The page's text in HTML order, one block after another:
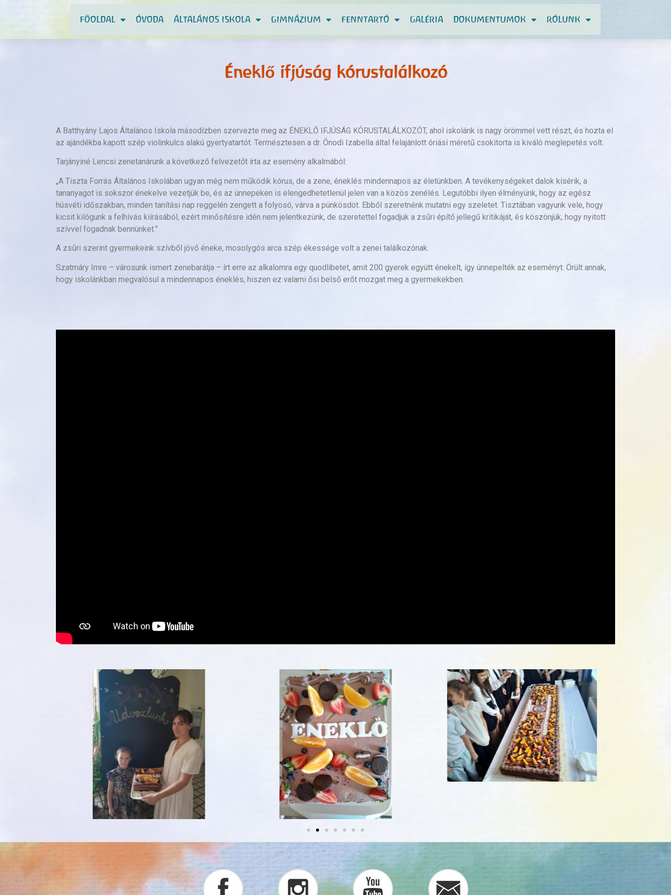
FÖOLDAL ÓVODA ÁLTALÁNOS ISKOLA GIMNÁZIUM FENNTARTÓ GALÉRIA DOKUMENTUMOK RÓLUNK
Éneklő ifjúság kórustalálkozó
A Batthyány Lajos Általános Iskola másodízben szervezte meg az ÉNEKLŐ IFJÚSÁG KÓRUSTALÁLKOZÓT, ahol iskolánk is nagy örömmel vett részt, és hozta el
az ajándékba kapott szép violinkulcs alakú gyertyatartót. Természtesen a dr. Ónodi Izabella által felajánlott óriási méretű csokitorta is kiváló meglepetés volt.
Tarjányiné Lencsi zenetanárunk a következő felvezetőt írta az esemény alkalmából:
„A Tiszta Forrás Általános Iskolában ugyan még nem működik kórus, de a zene, éneklés mindennapos az életünkben. A tevékenységeket dalok kísérik, a
tananyagot is sokszor énekelve vezetjük be, és az ünnepeken is elengedhetetlenül jelen van a közös zenélés. Legutóbbi ilyen élményünk, hogy az egész
húsvéti időszakban, minden tanítási nap reggelén zengett a folyosó, várva a pünkösdöt. Ebből szeretnénk mutatni egy szeletet. Tisztában vagyunk vele, hogy
kicsit kilógunk a felhívás kiírásából, ezért minősítésre idén nem jelentkezünk, de szeretettel fogadjuk a zsűri építő jellegű kritikáját, és köszönjük, hogy nyitott
szívvel fogadnak bennünket.”
A zsűri szerint gyermekeink szívből jövő éneke, mosolygós arca szép ékessége volt a zenei találkozónak.
Szatmáry Imre – városunk ismert zenebarátja – írt erre az alkalomra egy quodlibetet, amit 200 gyerek együtt énekelt, így ünnepelték az eseményt. Örült annak,
hogy iskolánkban megvalósul a mindennapos éneklés, hiszen ez valami ősi belső erőt mozgat meg a gyermekekben.